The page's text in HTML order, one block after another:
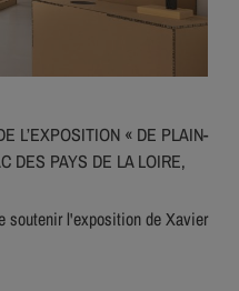
L’EXPOSITION « DE PLAIN-
DES PAYS DE LA LOIRE,
soutenir l'exposition de Xavier